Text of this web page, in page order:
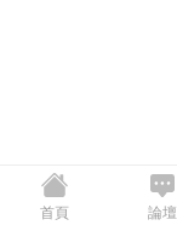
首頁 論壇